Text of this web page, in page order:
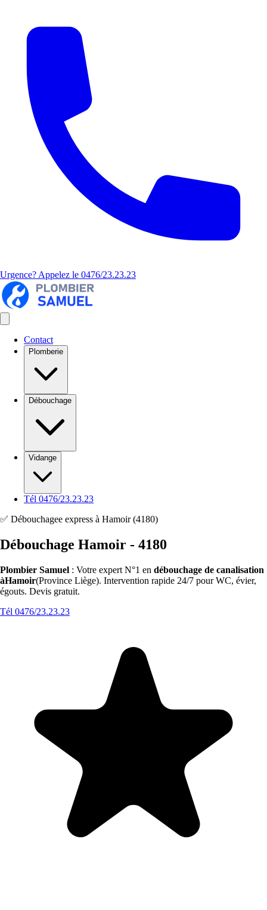
Urgence? Appelez le 0476/23.23.23
Contact
Plomberie
Débouchage
Vidange
Tél 0476/23.23.23
✅ Débouchagee express à Hamoir (4180)
Débouchage Hamoir - 4180
Plombier Samuel : Votre expert N°1 en débouchage de canalisation
àHamoir(Province Liège). Intervention rapide 24/7 pour WC, évier,
égouts. Devis gratuit.
Tél 0476/23.23.23